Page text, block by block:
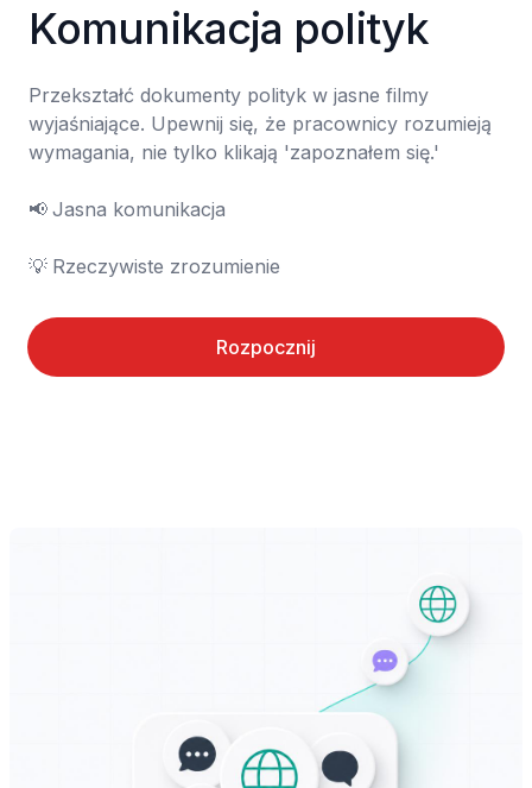
Komunikacja polityk
Przekształć dokumenty polityk w jasne filmy
wyjaśniające. Upewnij się, że pracownicy rozumieją
wymagania, nie tylko klikają 'zapoznałem się.'
📢	Jasna komunikacja
💡	Rzeczywiste zrozumienie
Rozpocznij